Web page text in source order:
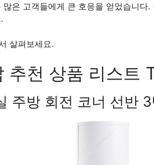
은 고객들에게 큰 호응을 얻었습니다
살펴보세요.
추천 상품 리스트
주방 회전 코너 선반